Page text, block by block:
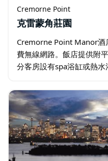
Cremorne Point
克雷蒙角莊園
Cremorne Point Manor酒
費無線網路。飯店提供附
分客房設有spa浴缸或熱